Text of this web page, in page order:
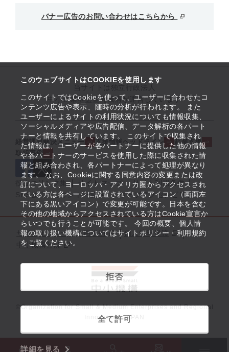
このウェブサイトはCOOKIEを使用します
このサイトではCookieを使って、ユーザーに合わせたコ
ンテンツ広告や表示、随時の分析が行われます。 また
ユーザーによるサイトの利用状況についても情報収集、
ソーシャルメディアや広告配信、データ解析の各パート
ナーと情報を共有しています。 このサイトで収集され
た情報は、ユーザーが各パートナーに提供した他の情報
や各パートナーのサービスを使用した際に収集された情
報と組み合わされ、各パートナーによって処理が異なり
ます。 なお、Cookieに関する同意内容の変更または改
訂について、ヨーロッパ・アメリカ圏からアクセスされ
ている方は各ページに設置されているアイコン（画面左
下にある黒いアイコン）で変更が可能です。日本を含む
その他の地域からアクセスされている方はCookie宣言か
らいつでも行うことが可能です。 今回の概要、個人情
報の取り扱い機構についてはサイトポリシー・利用規約
をご覧ください。
拒否
全て許可
詳細を見る
バナー広告のお問い合わせはこちらから
中小企業基盤整備機構が運営しています
経営課題解決メニュー 支援情報ヘッドライン
起業支援
取組事例
役立つリンク集 サイトマップ
サイト利用条件
SNS公式アカウント一覧
ウェブアクセシビリティ
サイトポリシー・利用規約
個人情報保護
中小機構とは
©Organization for Small & Medium Enterprises and Regional
Innovation, JAPAN